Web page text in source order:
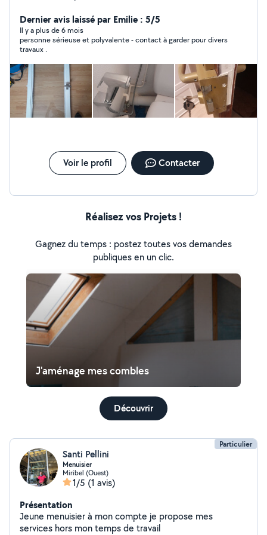
Dernier avis laissé par Emilie : 5/5
Il y a plus de 6 mois
personne sérieuse et polyvalente - contact à garder pour divers
travaux .
Voir le profil Contacter
Réalisez vos Projets !
Gagnez du temps : postez toutes vos demandes
publiques en un clic.
J'aménage mes combles
Découvrir
Particulier
Santi Pellini
Menuisier
Miribel (Ouest)
1/5 (1 avis)
Présentation
Jeune menuisier à mon compte je propose mes
services hors mon temps de travail